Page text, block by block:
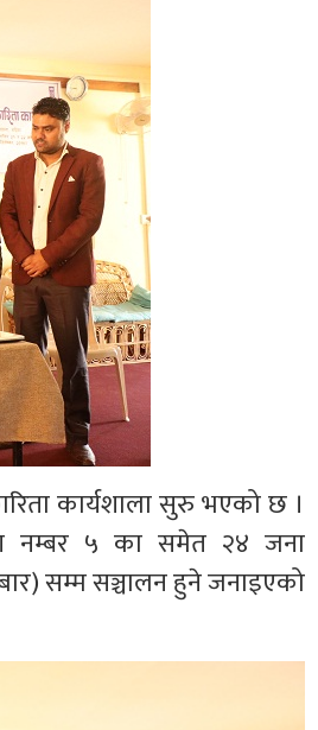
कार्यशाला सुरु भएको छ ।
नम्बर ५ का समेत २४ जना
सम्म सञ्चालन हुने जनाइएको